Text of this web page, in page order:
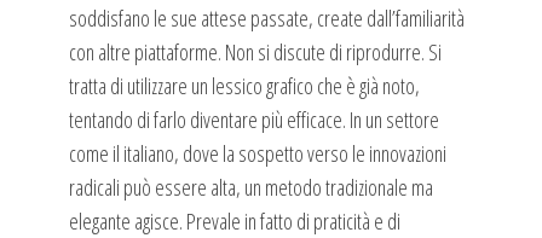
soddisfano le sue attese passate, create dall’familiarità
con altre piattaforme. Non si discute di riprodurre. Si
tratta di utilizzare un lessico grafico che è già noto,
tentando di farlo diventare più efficace. In un settore
come il italiano, dove la sospetto verso le innovazioni
radicali può essere alta, un metodo tradizionale ma
elegante agisce. Prevale in fatto di praticità e di